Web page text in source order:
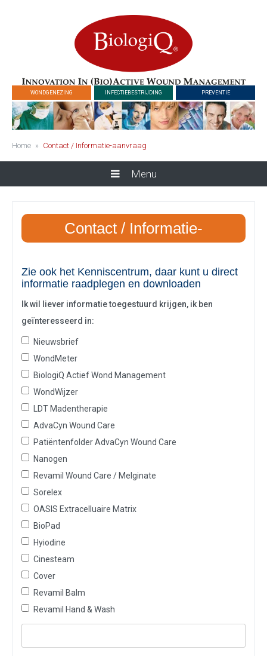
WONDGENEZING INFECTIEBESTRIJDING PREVENTIE
Home » Contact / Informatie-aanvraag
Menu
Contact / Informatie-
Zie ook het Kenniscentrum, daar kunt u direct
informatie raadplegen en downloaden
Ik wil liever informatie toegestuurd krijgen, ik ben
geïnteresseerd in:
Nieuwsbrief
WondMeter
BiologiQ Actief Wond Management
WondWijzer
LDT Madentherapie
AdvaCyn Wound Care
Patiëntenfolder AdvaCyn Wound Care
Nanogen
Revamil Wound Care / Melginate
Sorelex
OASIS Extracelluaire Matrix
BioPad
Hyiodine
Cinesteam
Cover
Revamil Balm
Revamil Hand & Wash